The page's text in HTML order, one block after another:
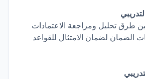
طرق تحليل ومراجعة الاعتمادات
الضمان لضمان الامتثال للقواعد